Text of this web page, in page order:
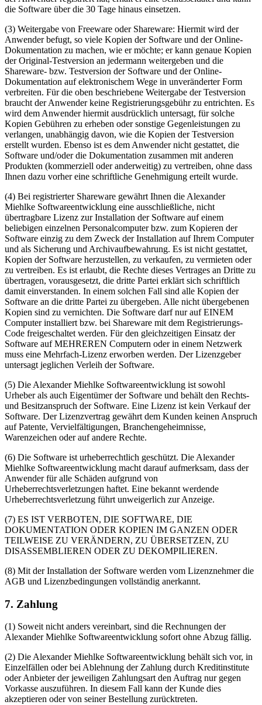
die Software über die 30 Tage hinaus einsetzen.
(3) Weitergabe von Freeware oder Shareware: Hiermit wird der
Anwender befugt, so viele Kopien der Software und der Online-
Dokumentation zu machen, wie er möchte; er kann genaue Kopien
der Original-Testversion an jedermann weitergeben und die
Shareware- bzw. Testversion der Software und der Online-
Dokumentation auf elektronischem Wege in unveränderter Form
verbreiten. Für die oben beschriebene Weitergabe der Testversion
braucht der Anwender keine Registrierungsgebühr zu entrichten. Es
wird dem Anwender hiermit ausdrücklich untersagt, für solche
Kopien Gebühren zu erheben oder sonstige Gegenleistungen zu
verlangen, unabhängig davon, wie die Kopien der Testversion
erstellt wurden. Ebenso ist es dem Anwender nicht gestattet, die
Software und/oder die Dokumentation zusammen mit anderen
Produkten (kommerziell oder anderweitig) zu vertreiben, ohne dass
Ihnen dazu vorher eine schriftliche Genehmigung erteilt wurde.
(4) Bei registrierter Shareware gewährt Ihnen die Alexander
Miehlke Softwareentwicklung eine ausschließliche, nicht
übertragbare Lizenz zur Installation der Software auf einem
beliebigen einzelnen Personalcomputer bzw. zum Kopieren der
Software einzig zu dem Zweck der Installation auf Ihrem Computer
und als Sicherung und Archivaufbewahrung. Es ist nicht gestattet,
Kopien der Software herzustellen, zu verkaufen, zu vermieten oder
zu vertreiben. Es ist erlaubt, die Rechte dieses Vertrages an Dritte zu
übertragen, vorausgesetzt, die dritte Partei erklärt sich schriftlich
damit einverstanden. In einem solchen Fall sind alle Kopien der
Software an die dritte Partei zu übergeben. Alle nicht übergebenen
Kopien sind zu vernichten. Die Software darf nur auf EINEM
Computer installiert bzw. bei Shareware mit dem Registrierungs-
Code freigeschaltet werden. Für den gleichzeitigen Einsatz der
Software auf MEHREREN Computern oder in einem Netzwerk
muss eine Mehrfach-Lizenz erworben werden. Der Lizenzgeber
untersagt jeglichen Verleih der Software.
(5) Die Alexander Miehlke Softwareentwicklung ist sowohl
Urheber als auch Eigentümer der Software und behält den Rechts-
und Besitzanspruch der Software. Eine Lizenz ist kein Verkauf der
Software. Der Lizenzvertrag gewährt dem Kunden keinen Anspruch
auf Patente, Vervielfältigungen, Branchengeheimnisse,
Warenzeichen oder auf andere Rechte.
(6) Die Software ist urheberrechtlich geschützt. Die Alexander
Miehlke Softwareentwicklung macht darauf aufmerksam, dass der
Anwender für alle Schäden aufgrund von
Urheberrechtsverletzungen haftet. Eine bekannt werdende
Urheberrechtsverletzung führt unweigerlich zur Anzeige.
(7) ES IST VERBOTEN, DIE SOFTWARE, DIE
DOKUMENTATION ODER KOPIEN IM GANZEN ODER
TEILWEISE ZU VERÄNDERN, ZU ÜBERSETZEN, ZU
DISASSEMBLIEREN ODER ZU DEKOMPILIEREN.
(8) Mit der Installation der Software werden vom Lizenznehmer die
AGB und Lizenzbedingungen vollständig anerkannt.
7. Zahlung
(1) Soweit nicht anders vereinbart, sind die Rechnungen der
Alexander Miehlke Softwareentwicklung sofort ohne Abzug fällig.
(2) Die Alexander Miehlke Softwareentwicklung behält sich vor, in
Einzelfällen oder bei Ablehnung der Zahlung durch Kreditinstitute
oder Anbieter der jeweiligen Zahlungsart den Auftrag nur gegen
Vorkasse auszuführen. In diesem Fall kann der Kunde dies
akzeptieren oder von seiner Bestellung zurücktreten.